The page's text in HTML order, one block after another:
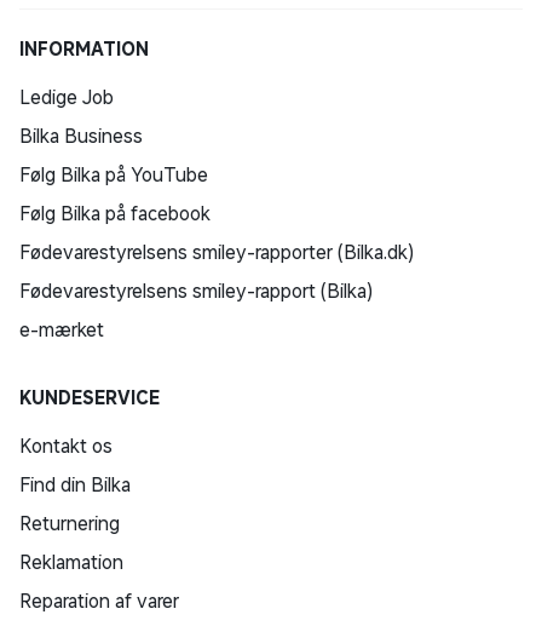
INFORMATION
Ledige Job
Bilka Business
Følg Bilka på YouTube
Følg Bilka på facebook
Fødevarestyrelsens smiley-rapporter (Bilka.dk)
Fødevarestyrelsens smiley-rapport (Bilka)
e-mærket
KUNDESERVICE
Kontakt os
Find din Bilka
Returnering
Reklamation
Reparation af varer